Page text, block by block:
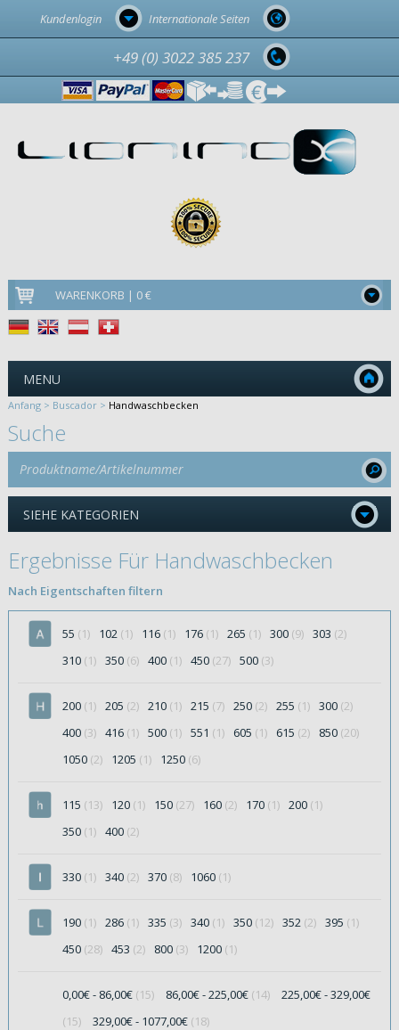
Internationale Seiten
Kundenlogin
+49 (0) 3022 385 237
WARENKORB | 0 €
MENU
Anfang > Buscador > Handwaschbecken
Suche
SIEHE KATEGORIEN
Ergebnisse Für Handwaschbecken
Nach Eigentschaften filtern
55 (1) 102 (1) 116 (1) 176 (1) 265 (1) 300 (9) 303 (2)
310 (1) 350 (6) 400 (1) 450 (27) 500 (3)
200 (1) 205 (2) 210 (1) 215 (7) 250 (2) 255 (1) 300 (2)
400 (3) 416 (1) 500 (1) 551 (1) 605 (1) 615 (2) 850 (20)
1050 (2) 1205 (1) 1250 (6)
115 (13) 120 (1) 150 (27) 160 (2) 170 (1) 200 (1)
350 (1) 400 (2)
330 (1) 340 (2) 370 (8) 1060 (1)
190 (1) 286 (1) 335 (3) 340 (1) 350 (12) 352 (2) 395 (1)
450 (28) 453 (2) 800 (3) 1200 (1)
0,00€ - 86,00€ (15) 86,00€ - 225,00€ (14)
225,00€ - 329,00€
(15)
329,00€ - 1077,00€ (18)